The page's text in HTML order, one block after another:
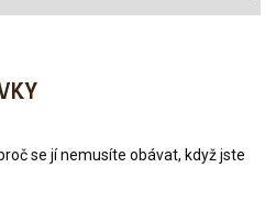
se jí nemusíte obávat, když jste